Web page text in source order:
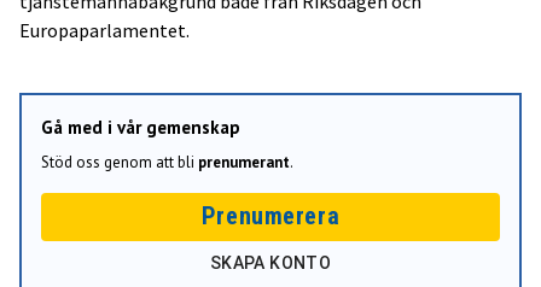
Europaparlamentet.
Gå med i vår gemenskap
Stöd oss genom att bli prenumerant.
Prenumerera
SKAPA KONTO